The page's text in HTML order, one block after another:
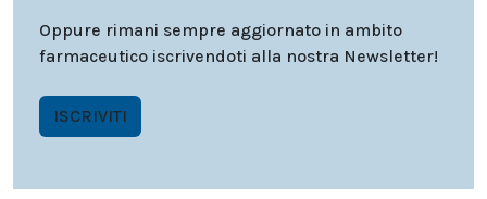
Oppure rimani sempre aggiornato in ambito
farmaceutico iscrivendoti alla nostra Newsletter!
ISCRIVITI